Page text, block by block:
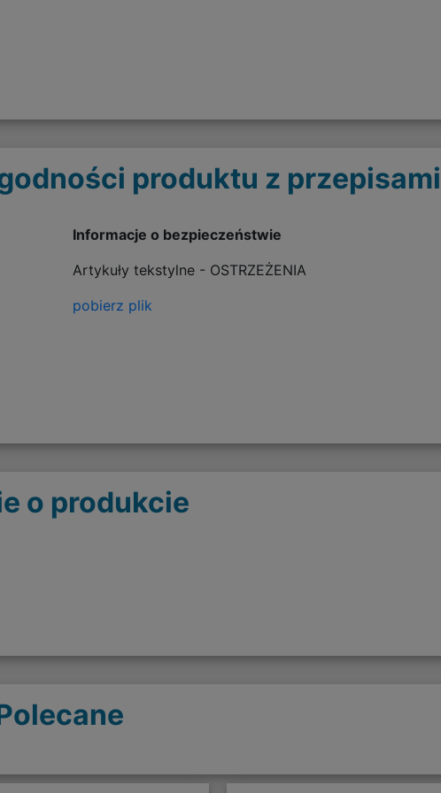
produktu z przepisami
Informacje o bezpieczeństwie
Artykuły tekstylne - OSTRZEŻENIA
pobierz plik
o produkcie